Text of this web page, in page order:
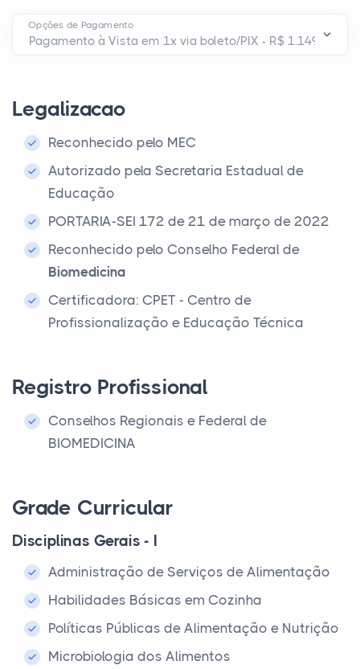
Opções de Pagamento
Legalizacao
Reconhecido pelo MEC
Autorizado pela Secretaria Estadual de
Educação
PORTARIA-SEI 172 de 21 de março de 2022
Reconhecido pelo Conselho Federal de
Biomedicina
Certificadora: CPET - Centro de
Profissionalização e Educação Técnica
Registro Profissional
Conselhos Regionais e Federal de
BIOMEDICINA
Grade Curricular
Disciplinas Gerais - I
Administração de Serviços de Alimentação
Habilidades Básicas em Cozinha
Políticas Públicas de Alimentação e Nutrição
Microbiologia dos Alimentos